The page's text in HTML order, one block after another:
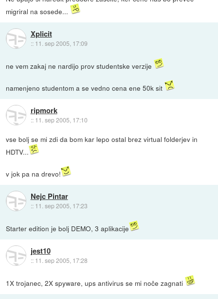
migriral na sosede...
Xplicit
:: 11. sep 2005, 17:09
ne vem zakaj ne nardijo prov studentske verzije
namenjeno studentom a se vedno cena ene 50k sit
ripmork
:: 11. sep 2005, 17:10
vse bolj se mi zdi da bom kar lepo ostal brez virtual folderjev in
HDTV...
v jok pa na drevo!
Nejc Pintar
:: 11. sep 2005, 17:23
Starter edition je bolj DEMO, 3 aplikacije
jest10
:: 11. sep 2005, 17:28
1X trojanec, 2X spyware, ups antivirus se mi noče zagnati